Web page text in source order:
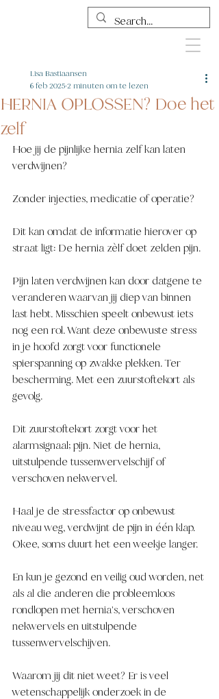
HERNIA OPLOSSEN? Doe het
zelf
Lisa Bastiaansen
6 feb 2025 2 minuten om te lezen
Hoe jij de pijnlijke hernia zelf kan laten
verdwijnen?
Zonder injecties, medicatie of operatie?
Dit kan omdat de informatie hierover op
straat ligt: De hernia zèlf doet zelden pijn.
Pijn laten verdwijnen kan door datgene te
veranderen waarvan jij diep van binnen
last hebt. Misschien speelt onbewust iets
nog een rol. Want deze onbewuste stress
in je hoofd zorgt voor functionele
spierspanning op zwakke plekken. Ter
bescherming. Met een zuurstoftekort als
gevolg.
Dit zuurstoftekort zorgt voor het
alarmsignaal; pijn. Niet de hernia,
uitstulpende tussenwervelschijf of
verschoven nekwervel.
Haal je de stressfactor op onbewust
niveau weg, verdwijnt de pijn in één klap.
Okee, soms duurt het een weekje langer.
En kun je gezond en veilig oud worden, net
als al die anderen die probleemloos
rondlopen met hernia's, verschoven
nekwervels en uitstulpende
tussenwervelschijven.
Waarom jij dit niet weet? Er is veel
wetenschappelijk onderzoek in de